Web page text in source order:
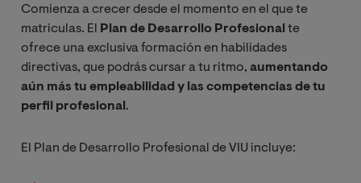
Comienza a crecer desde el momento en el que te
matriculas. El
Plan de Desarrollo Profesional te
ofrece una exclusiva formación en habilidades
directivas, que podrás cursar a tu ritmo, aumentando
aún más tu empleabilidad y las competencias de tu
perfil profesional .
El Plan de Desarrollo Profesional de VIU incluye: